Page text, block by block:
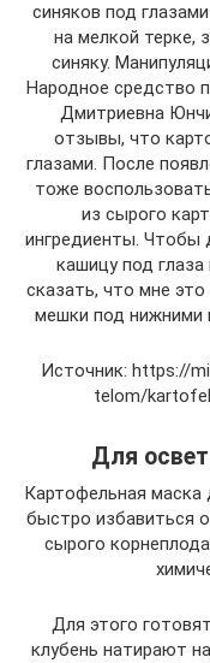
синяков под
на мелкой терке,
синяку.
Народное средство
Дмитриевна
отзывы, что
глазами. После
тоже
из сырого
ингредиенты. Чтобы
кашицу под глаза
сказать, что мне
мешки под нижними
Источник: https://
telom/
Для
Картофельная маска
быстро избавиться
сырого
Для этого
клубень натирают